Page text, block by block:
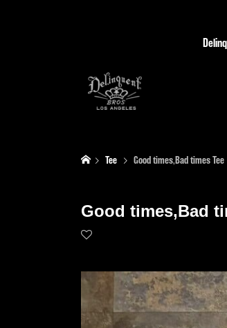
Tee Good times,Bad times
Good times,Bad